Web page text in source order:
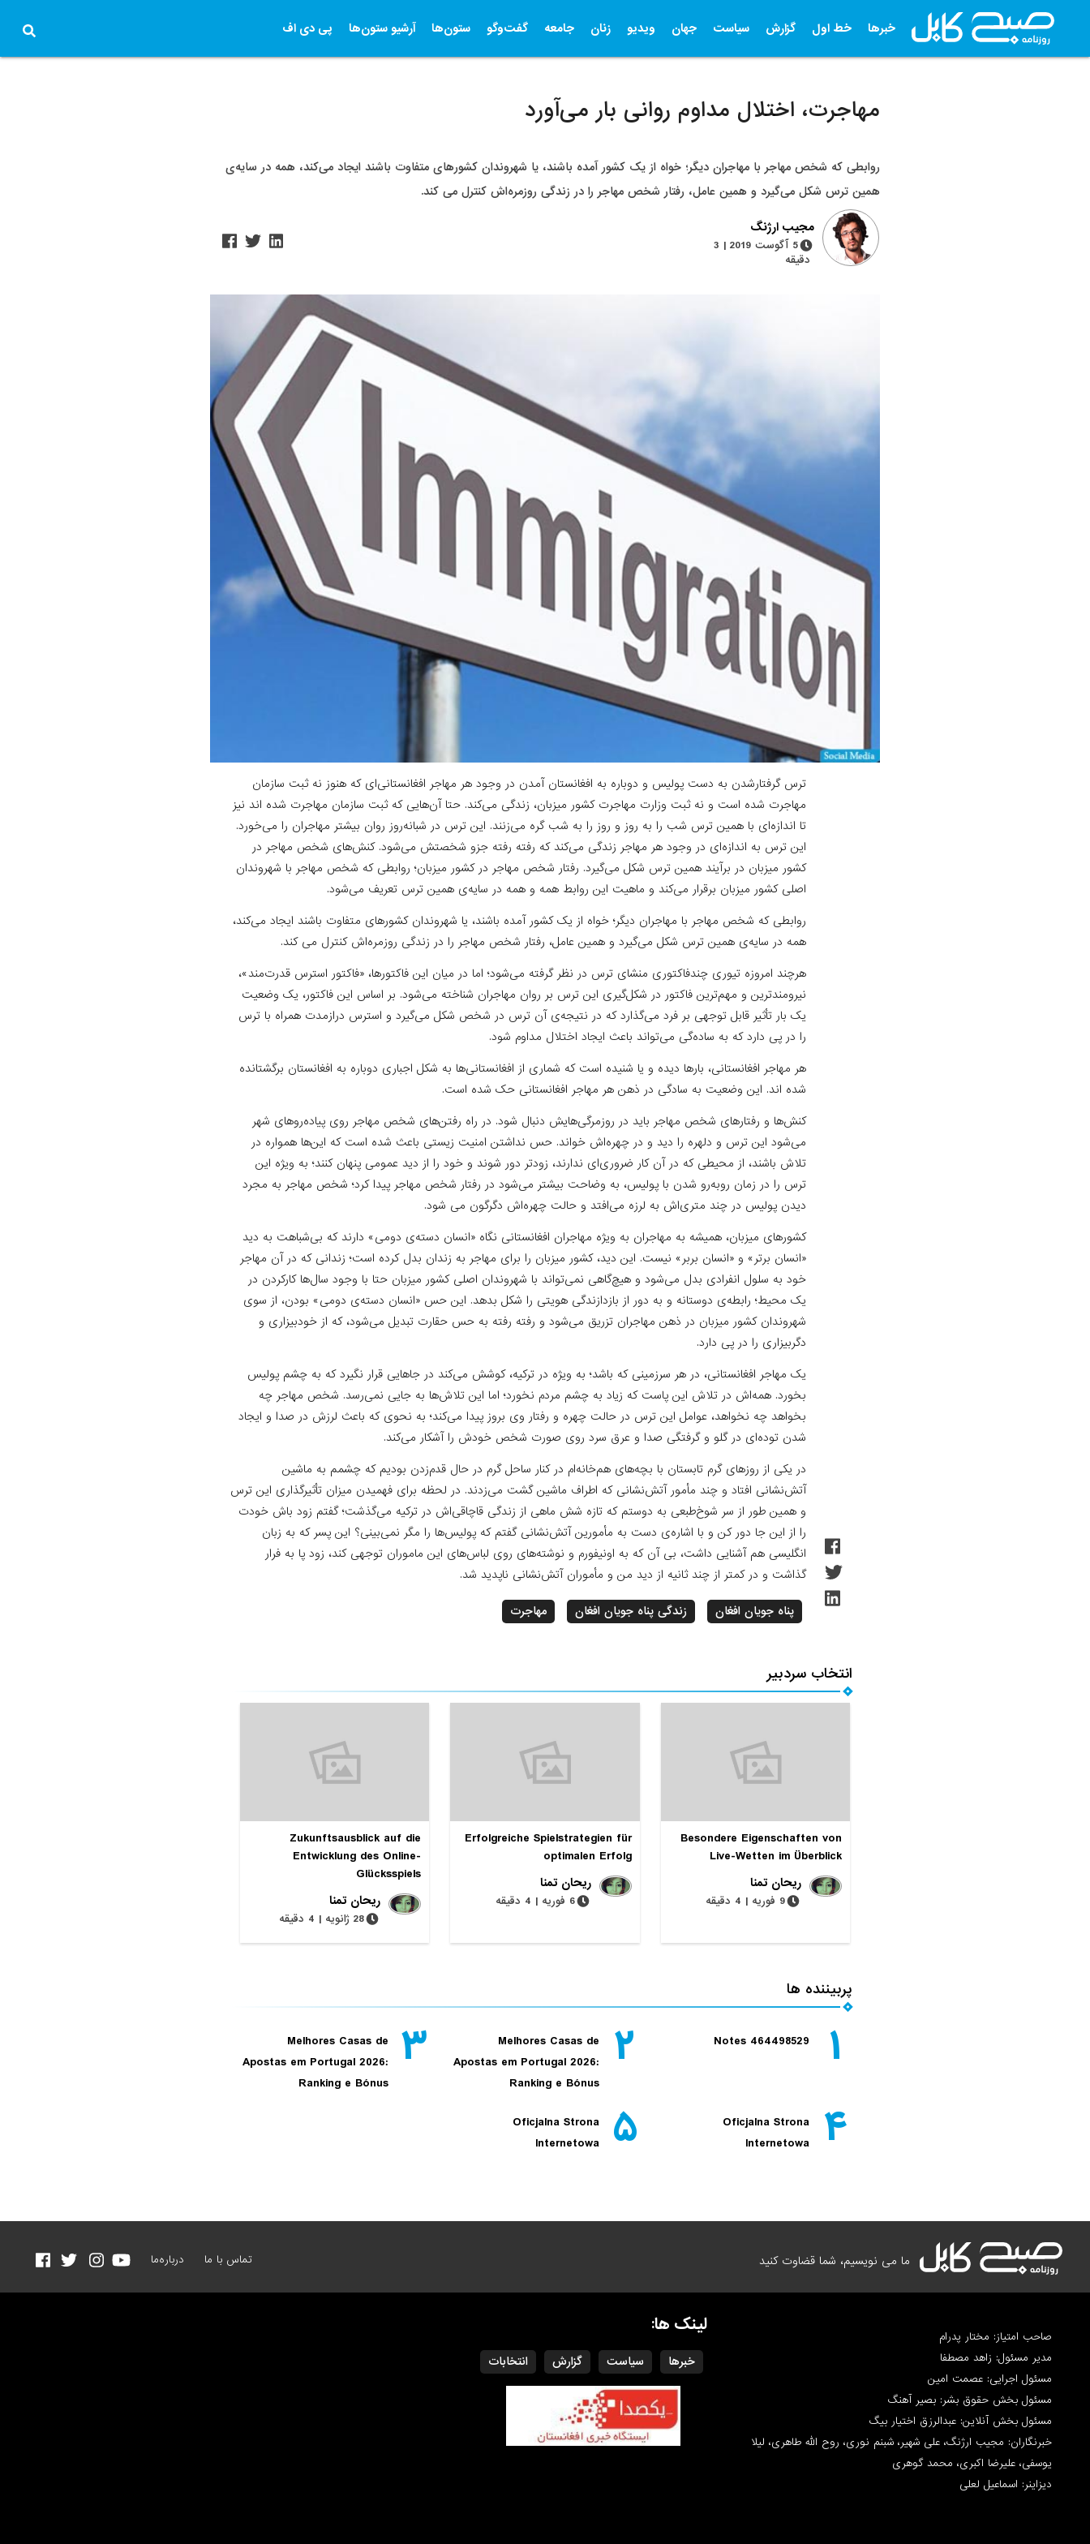
خبرها خط اول گزارش سیاست جهان ویدیو زنان جامعه گفت‌وگو ستون‌ها آرشیو ستون‌ها پی دی اف
مهاجرت، اختلال مداوم روانی بار می‌آورد
روابطی که شخص مهاجر با مهاجران دیگر؛ خواه از یک کشور آمده باشند، یا شهروندان کشور‌های متفاوت باشند ایجاد می‌کند، همه در سایه‌ی
همین ترس شکل می‌گیرد و همین عامل، رفتار شخص مهاجر را در زندگی روز‌مره‌اش کنترل می کند.
مجیب ارژنگ
5 آگوست 2019 | 3
دقیقه
ترس گرفتار‌شدن به دست پولیس و دوباره به افغانستان آمدن در وجود هر مهاجر افغانستانی‌ای که هنوز نه ثبت سازمان
مهاجرت شده ‌است و نه ثبت وزارت مهاجرت کشور میزبان، زندگی می‌کند. حتا آن‌هایی که ثبت سازمان مهاجرت شده اند نیز
تا اندازه‌ای با همین ترس شب را به روز و روز را به شب گره می‌زنند. این ترس در شبانه‌روز روان بیشتر مهاجران را می‌خورد.
این ترس به اندازه‌ای در وجود هر مهاجر زندگی می‌کند که رفته رفته جزو شخصتش می‌شود. کنش‌های شخص مهاجر در
کشور میزبان در بر‌آیند همین ترس شکل می‌گیرد. رفتار شخص مهاجر در کشور میزبان؛ روابطی که شخص مهاجر با شهروندان
اصلی کشور میزبان برقرار می‌کند و ماهیت این روابط همه ‌و همه در سایه‌ی همین ترس تعریف می‌شود.
روابطی که شخص مهاجر با مهاجران دیگر؛ خواه از یک کشور آمده باشند، یا شهروندان کشور‌های متفاوت باشند ایجاد می‌کند،
همه در سایه‌ی همین ترس شکل می‌گیرد و همین عامل، رفتار شخص مهاجر را در زندگی روز‌مره‌اش کنترل می کند.
هر‌چند امروزه تیوری چند‌فاکتوری منشای ترس در نظر گرفته می‌شود؛ اما در میان این فاکتور‌ها، «فاکتور استرس قدرت‌مند»،
نیرومند‌ترین و مهم‌ترین فاکتور در شکل‌گیری این ترس بر روان مهاجران شناخته می‌شود. بر اساس این فاکتور، یک وضعیت
یک بار تأثیر قابل توجهی بر فرد می‌گذارد که در نتیجه‌ی آن ترس در شخص شکل می‌گیرد و استرس دراز‌مدت همراه با ترس
را در پی دارد که به ساده‌گی می‌تواند باعث ایجاد اختلال مداوم شود.
هر مهاجر افغانستانی، بارها دیده و یا شنیده ‌است که شماری از افغانستانی‌ها به شکل اجباری دوباره به افغانستان برگشتانده
شده ‌‌اند. این وضعیت به ساد‌گی در ذهن هر مهاجر افغانستانی حک شده است.
کنش‎‌ها و رفتار‌های شخص مهاجر باید در روزمر‌گی‌هایش دنبال شود. در راه رفتن‌های شخص مهاجر روی پیاده‌روهای شهر
می‌شود این ترس و دلهره را دید و در چهره‌اش خواند. حس نداشتن امنیت ‌زیستی باعث شده است که این‌ها همواره در
تلاش باشند، از محیطی که در آن کار ضروری‌ای ندارند، زود‌تر دور شوند و خود را از دید عمومی پنهان کنند؛ به ویژه این
ترس را در زمان روبه‌رو شدن با پولیس، به وضاحت بیشتر می‌شود در رفتار شخص مهاجر پیدا کرد؛ شخص مهاجر به مجرد
دیدن پولیس در چند متری‌اش به لرزه می‌افتد و حالت چهره‌اش دگرگون می شود.
کشورهای میزبان، همیشه به مهاجران به ویژه مهاجران افغانستانی نگاه «انسان دسته‌ی دومی» دارند که بی‌شباهت به دید
«انسان برتر» و «انسان بربر» نیست. این دید، کشور میزبان را برای مهاجر به زندان بدل کرده‌ است؛ زندانی که در آن مهاجر
خود به سلول انفرادی بدل می‌شود و هیچ‌گاهی نمی‌تواند با شهروندان اصلی کشور میزبان حتا با وجود سال‌ها کار‌کردن در
یک محیط؛ رابطه‌ی دوستانه و به دور از بازدازندگی ‌هویتی را شکل بدهد. این حس «انسان دسته‌ی دومی» بودن، از سوی
شهروندان کشور میزبان در ذهن مهاجران تزریق می‌شود و رفته رفته به حس حقارت تبدیل می‌شود، که از خودبیزاری و
دگربیزاری را در پی دارد.
یک مهاجر افغانستانی، در هر سرزمینی که باشد؛ به ویژه در ترکیه، کوشش می‌کند در جاهایی قرار نگیرد که به چشم پولیس
بخورد. همه‌اش در تلاش این پاست که زیاد به چشم مردم نخورد؛ اما این تلاش‌ها به جایی نمی‌رسد. شخص مهاجر چه
بخواهد چه نخواهد، عوامل این ترس در حالت چهره و رفتار وی بروز پیدا می‌کند؛ به نحوی که باعث لرزش در صدا و ایجاد
شدن توده‌ای در گلو و گرفتگی صدا و عرق سرد روی صورت شخص خودش را آشکار می‌کند.
در یکی از روزهای گرم تابستان با بچه‌های هم‌خانه‌ام در کنار ساحل گرم در حال قدم‌زدن بودیم که چشمم به ماشین
آتش‌نشانی افتاد و چند مأمور آتش‌نشانی که اطراف ماشین گشت می‌زدند. در لحظه برای فهمیدن میزان تأثیرگذاری این ترس
و همین طور از سر شوخ‌طبعی به دوستم که تازه شش ماهی از زندگی قاچاقی‌اش در ترکیه می‌گذشت؛ گفتم زود باش خودت
را از این جا دور کن و با اشاره‌ی دست به مأمورین آتش‌نشانی گفتم که پولیس‌ها را مگر نمی‌بینی؟ این پسر که به زبان
انگلیسی هم آشنایی داشت، بی آن که به اونیفورم و نوشته‌های روی لباس‌های این ماموران توجهی کند، زود پا به فرار
گذاشت و در کمتر از چند ثانیه از دید من و مأموران آتش‌نشانی ناپدید شد.
پناه جویان افغان زندگی پناه جویان افغان مهاجرت
انتخاب سردبیر
Besondere Eigenschaften von
Live-Wetten im Überblick
ریحان تمنا
9 فوریه | 4 دقیقه
Erfolgreiche Spielstrategien für
optimalen Erfolg
ریحان تمنا
6 فوریه | 4 دقیقه
Zukunftsausblick auf die
Entwicklung des Online-
Glücksspiels
ریحان تمنا
28 ژانویه | 4 دقیقه
پربیننده ها
۱ Notes 464498529 ۲
Melhores Casas de
Apostas em Portugal 2026:
Ranking e Bónus
۳
Melhores Casas de
Apostas em Portugal 2026:
Ranking e Bónus
۴
Oficjalna Strona
Internetowa
۵
Oficjalna Strona
Internetowa
ما می نویسیم، شما قضاوت کنید تماس با ما درباره‌ما
صاحب امتیاز: مختار پدرام
مدیر مسئول: زاهد مصطفا
مسئول اجرایی: عصمت امین
مسئول بخش حقوق بشر: بصیر آهنگ
مسئول بخش آنلاین: عبدالرزق اختیار بیگ
خبرنگاران: مجیب ارژنگ، علی شهیر، شبنم نوری، روح الله طاهری، لیلا
یوسفی، علیرضا اکبری، محمد گوهری
دیزاینر: اسماعیل لعلی
لینک ها:
خبرها سیاست گزارش انتخابات